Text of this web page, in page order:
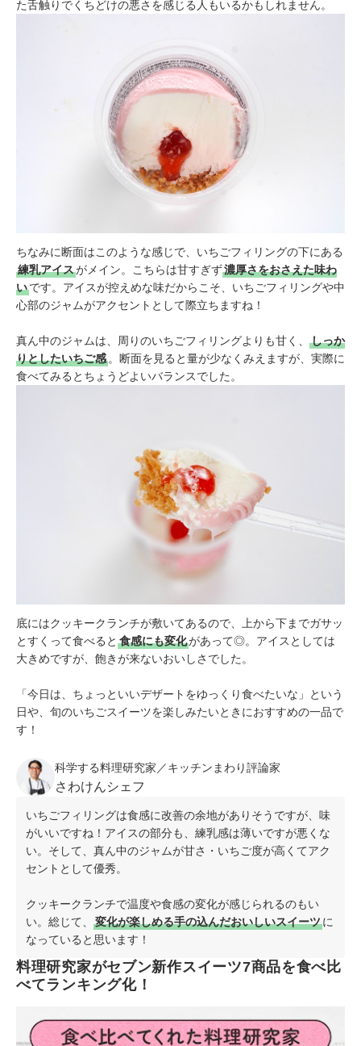
た舌触りでくちどけの悪さを感じる人もいるかもしれません。
ちなみに断面はこのような感じで、いちごフィリングの下にある
練乳アイスがメイン。こちらは甘すぎず濃厚さをおさえた味わ
いです。アイスが控えめな味だからこそ、いちごフィリングや中
心部のジャムがアクセントとして際立ちますね！
真ん中のジャムは、周りのいちごフィリングよりも甘く、
しっか
りとしたいちご感。断面を見ると量が少なくみえますが、実際に
食べてみるとちょうどよいバランスでした。
底にはクッキークランチが敷いてあるので、上から下までガサッ
とすくって食べると 食感にも変化があって◎。アイスとしては
大きめですが、飽きが来ないおいしさでした。
「今日は、ちょっといいデザートをゆっくり食べたいな」という
日や、旬のいちごスイーツを楽しみたいときにおすすめの一品で
す！
科学する料理研究家／キッチンまわり評論家
さわけんシェフ
いちごフィリングは食感に改善の余地がありそうですが、味
がいいですね！アイスの部分も、練乳感は薄いですが悪くな
い。そして、真ん中のジャムが甘さ・いちご度が高くてアク
セントとして優秀。
クッキークランチで温度や食感の変化が感じられるのもい
い。総じて、
変化が楽しめる手の込んだおいしいスイーツに
なっていると思います！
料理研究家がセブン新作スイーツ7商品を食べ比
べてランキング化！